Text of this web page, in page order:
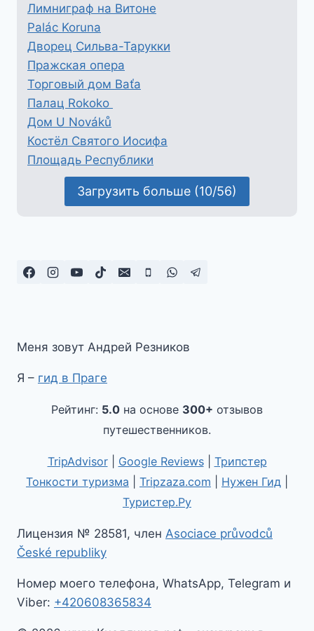
Лимниграф на Витоне
Palác Koruna
Дворец Сильва-Тарукки
Пражская опера
Торговый дом Baťa
Палац Rokoko
Дом U Nováků
Костёл Святого Иосифа
Площадь Республики
Загрузить больше (10/56)
Меня зовут Андрей Резников
Я – гид в Праге
Рейтинг: 5.0 на основе 300+ отзывов
путешественников.
TripAdvisor| Google Reviews| Трипстер
Тонкости туризма
Tripzaza.com Нужен Гид
Туристер.Ру
Лицензия № 28581, член Asociace průvodců
České republiky
Номер моего телефона, WhatsApp, Telegram и
Viber: +420608365834